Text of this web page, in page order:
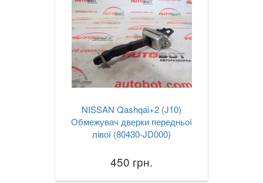
NISSAN Qashqai+2 (J10)
Обмежувач дверки передньої
лівої (80430-JD000)
450 грн.